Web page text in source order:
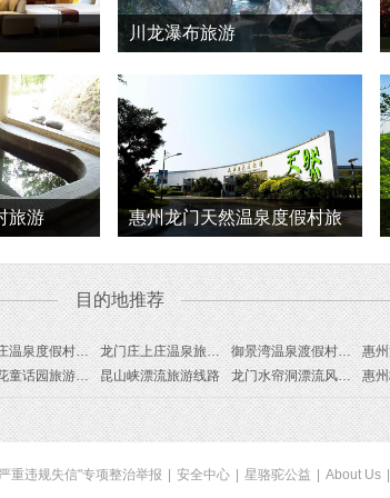
川龙瀑布旅游
旅游
惠州龙门天然温泉度假村旅
目的地推荐
庄明庄温泉度假村旅游线路 龙门庄上庄温泉旅游线路 御景湾温泉渡假村旅游线路
鲁冰花童话园旅游线路 昆山峡漂流旅游线路 龙门水帘洞漂流风景区旅游线路
重违规失信"专项整治举报 安全中心 星骆驼公益 About Us